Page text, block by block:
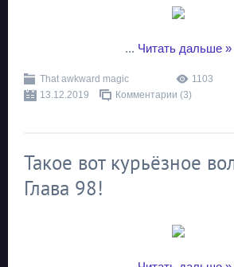
... Читать дальше »
That awkward magic 1103
13.12.2019
Комментарии (3)
Такое вот курьёзное
Глава 98!